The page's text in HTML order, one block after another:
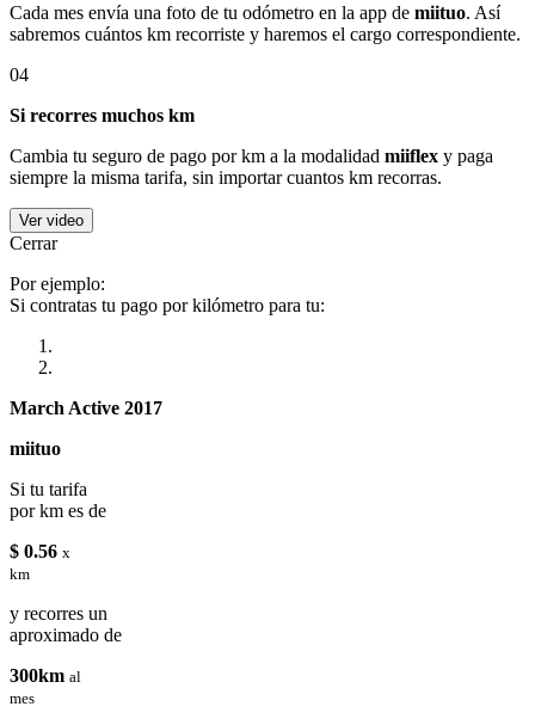
Cada mes envía una foto de tu odómetro en la app de miituo. Así
sabremos cuántos km recorriste y haremos el cargo correspondiente.
04
Si recorres muchos km
Cambia tu seguro de pago por km a la modalidad miiflex y paga
siempre la misma tarifa, sin importar cuantos km recorras.
Ver video
Cerrar
Por ejemplo:
Si contratas tu pago por kilómetro para tu:
March Active 2017
miituo
Si tu tarifa
por km es de
$ 0.56 x
km
y recorres un
aproximado de
300km al
mes